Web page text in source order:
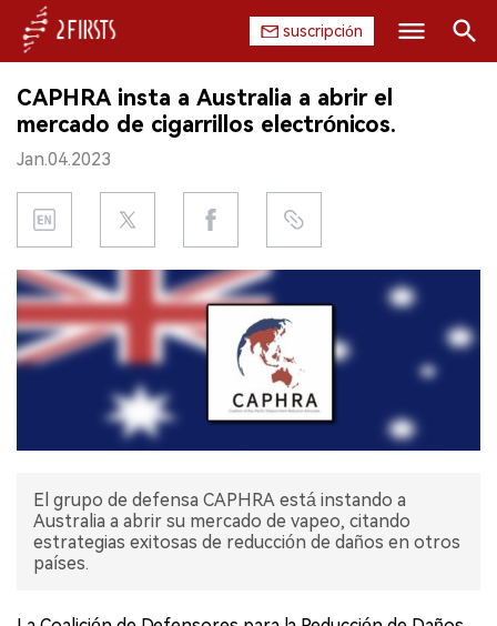
suscripción
INICIO
EMPRESA
PRODUCTO
REGULACIÓN
CHINA
EXPOSICIÓN
CAPHRA insta a Australia a abrir el
mercado de cigarrillos electrónicos.
Jan.04.2023
El grupo de defensa CAPHRA está instando a
Australia a abrir su mercado de vapeo, citando
estrategias exitosas de reducción de daños en otros
países.